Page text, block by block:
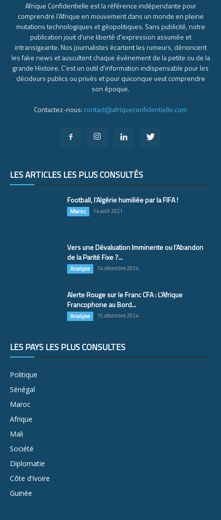
Afrique Confidentielle est la référence indépendante pour
comprendre l’Afrique en mouvement dans un monde en pleine
mutations technologiques et géopolitiques. Sans publicité, notre
publication jouit d’une liberté d’expression assumée et
intransigeante. Nos journalistes écartent les rumeurs, dénoncent
les fake news et auscultent chaque événement de la petite ou de la
grande Histoire. C’est un outil d’information indispensable pour les
décideurs publics ou privés et pour quiconque veut comprendre
son époque.
Contactez-nous: contact@afriqueconfidentielle.com
LES ARTICLES LES PLUS CONSULTÉS
Football, l’Algérie humiliée par la FIFA !
Maroc 14 août 2021
Vers une Dévaluation Imminente ou l’Abandon
de la Parité Fixe ?...
Analyse 14 décembre 2024
Alerte Rouge sur le Franc CFA : L’Afrique
Francophone au Bord...
Analyse 15 décembre 2024
LES PAYS LES PLUS CONSULTÉS
Politique
Sénégal
Maroc
Afrique
Mali
Société
Diplomatie
Côte d’Ivoire
Guinée